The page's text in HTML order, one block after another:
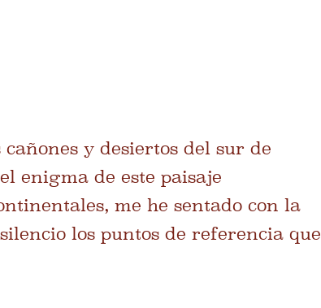
y desiertos del sur de
enigma de este paisaje
me he sentado con la
los puntos de referencia que